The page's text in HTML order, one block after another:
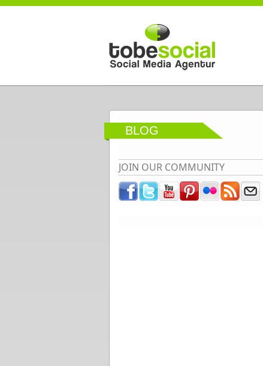
Direkt zum Inhalt
BLOG
JOIN OUR COMMUNITY